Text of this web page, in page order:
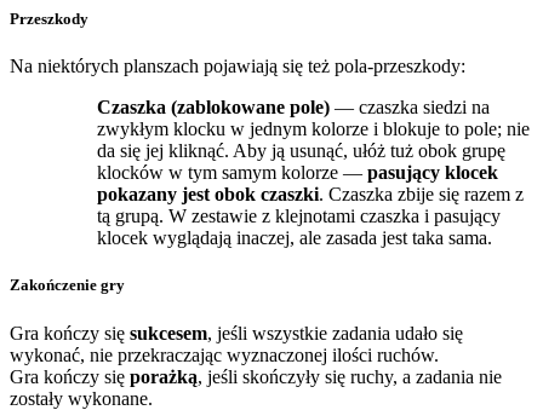
Przeszkody
Na niektórych planszach pojawiają się też pola-przeszkody:
Czaszka (zablokowane pole) — czaszka siedzi na
zwykłym klocku w jednym kolorze i blokuje to pole; nie
da się jej kliknąć. Aby ją usunąć, ułóż tuż obok grupę
klocków w tym samym kolorze — pasujący klocek
pokazany jest obok czaszki. Czaszka zbije się razem z
tą grupą. W zestawie z klejnotami czaszka i pasujący
klocek wyglądają inaczej, ale zasada jest taka sama.
Zakończenie gry
Gra kończy się sukcesem, jeśli wszystkie zadania udało się
wykonać, nie przekraczając wyznaczonej ilości ruchów.
Gra kończy się porażką, jeśli skończyły się ruchy, a zadania nie
zostały wykonane.